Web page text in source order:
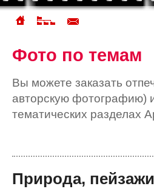
Фото по темам
Вы можете заказать
авторскую фотографию)
тематических разделах
Природа, пейзажи